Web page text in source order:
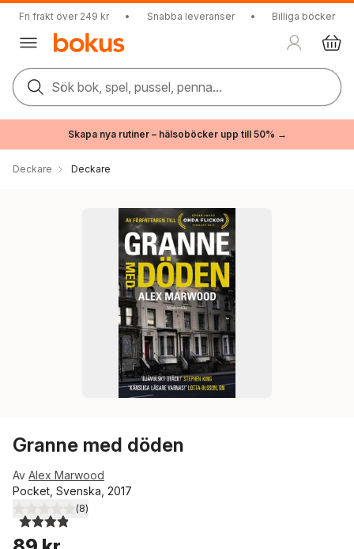
Fri frakt över 249 kr • Snabba leveranser • Billiga böcker
Sök bok, spel, pussel, penna...
Skapa nya rutiner – hälsoböcker upp till 50% →
Deckare Deckare
Granne med döden
Av Alex Marwood
Pocket, Svenska, 2017
3,9utav 5 stjärnor. Totalt antal röster:
(8)